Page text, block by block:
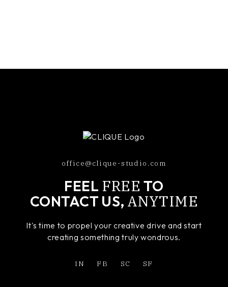
office@clique-studio.com
FEEL FREE TO
CONTACT US, ANYTIME
It's time to propel your creative drive and start
creating something truly wondrous.
IN FB SC SF